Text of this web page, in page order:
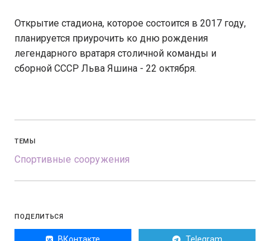
Открытие стадиона, которое состоится в 2017 году,
планируется приурочить ко дню рождения
легендарного вратаря столичной команды и
сборной СССР Льва Яшина - 22 октября.
ТЕМЫ
Спортивные сооружения
ПОДЕЛИТЬСЯ